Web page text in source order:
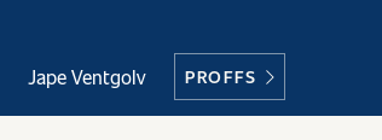
Jape Ventgolv PROFFS